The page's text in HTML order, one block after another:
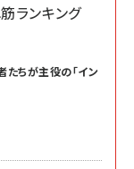
ランキング
ちが主役の「イン